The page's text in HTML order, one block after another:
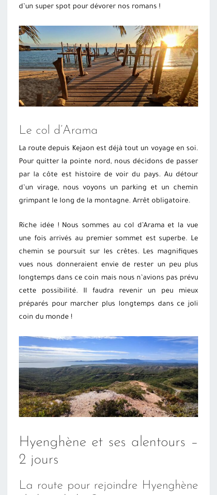
d’un super spot pour dévorer nos romans !
Le col d’Arama
La route depuis Kejaon est déjà tout un voyage en soi.
Pour quitter la pointe nord, nous décidons de passer
par la côte est histoire de voir du pays. Au détour
d’un virage, nous voyons un parking et un chemin
grimpant le long de la montagne. Arrêt obligatoire.
Riche idée ! Nous sommes au col d’Arama et la vue
une fois arrivés au premier sommet est superbe. Le
chemin se poursuit sur les crêtes. Les magnifiques
vues nous donneraient envie de rester un peu plus
longtemps dans ce coin mais nous n’avions pas prévu
cette possibilité. Il faudra revenir un peu mieux
préparés pour marcher plus longtemps dans ce joli
coin du monde !
Hyenghène et ses alentours –
2 jours
La route pour rejoindre Hyenghène